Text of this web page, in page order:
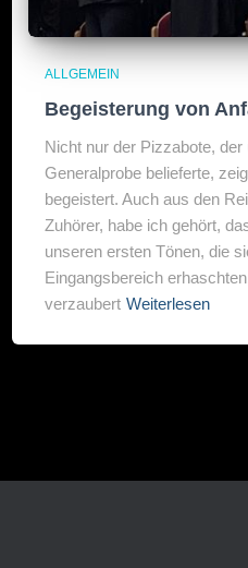
ALLGEMEIN
Begeisterung von
Nicht nur der Pizzabote, der
Generalprobe belieferte,
begeistert. Auch aus den
Zuhörer, habe ich gehört,
unseren ersten Tönen, die
Eingangsbereich
verzaubert Weiterlesen